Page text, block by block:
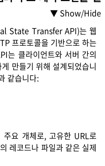
▼ Show/Hide
State Transfer API)는 웹
프로토콜을 기반으로 하는
는 클라이언트와 서버 간의
만들기 위해 설계되었습니
같습니다:
요 개체로, 고유한 URL로
레코드나 파일과 같은 실제